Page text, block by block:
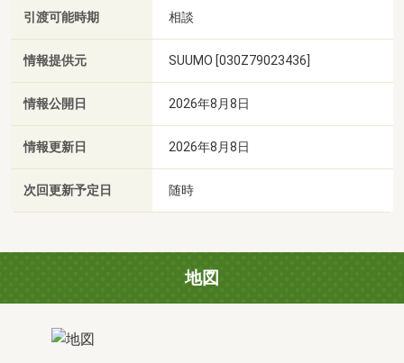
引渡可能時期 相談
情報提供元 SUUMO [030Z79023436]
情報公開日 2026年8月8日
情報更新日 2026年8月8日
次回更新予定日 随時
地図